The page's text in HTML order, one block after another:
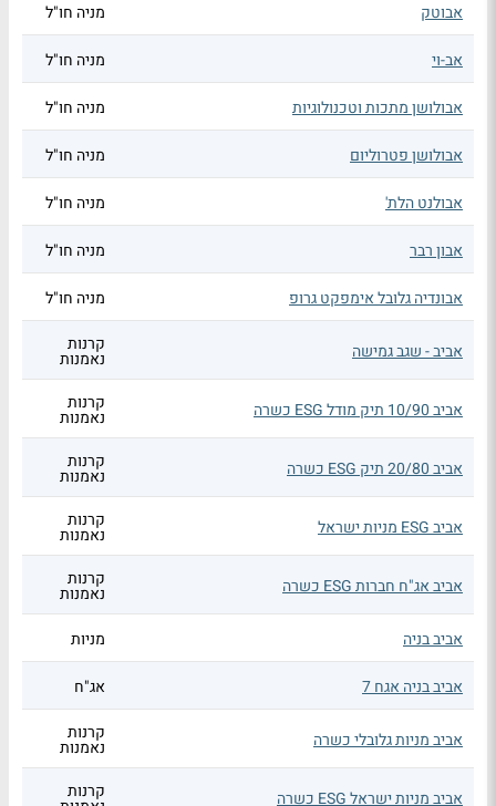
אבוטק מניה חו"ל
אב-וי מניה חו"ל
אבולושן מתכות וטכנולוגיות מניה חו"ל
אבולושן פטרוליום מניה חו"ל
אבולנט הלת' מניה חו"ל
אבון רבר מניה חו"ל
אבונדיה גלובל אימפקט גרופ מניה חו"ל
אביב - שגב גמישה קרנות
נאמנות
אביב 10/90 תיק מודל ESG כשרה קרנות
נאמנות
אביב 20/80 תיק ESG כשרה קרנות
נאמנות
אביב ESG מניות ישראל קרנות
נאמנות
אביב אג"ח חברות ESG כשרה קרנות
נאמנות
אביב בניה
מניות
אביב בניה אגח 7 אג"ח
אביב מניות גלובלי כשרה קרנות
נאמנות
אביב מניות ישראל ESG כשרה קרנות